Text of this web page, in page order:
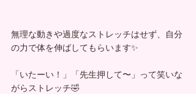
無理な動きや過度なストレッチはせず、自分
の力で体を伸ばしてもらいます✨
「いたーい！」「先生押して〜」って笑いな
がらストレッチ🤣